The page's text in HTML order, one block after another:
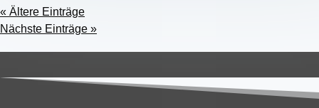
« Ältere Einträge
Nächste Einträge »